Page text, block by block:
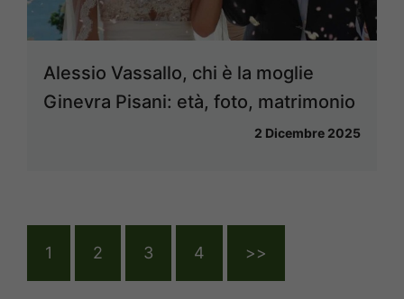
Alessio Vassallo, chi è la moglie
Ginevra Pisani: età, foto, matrimonio
2 Dicembre 2025
1 2 3 4 >>